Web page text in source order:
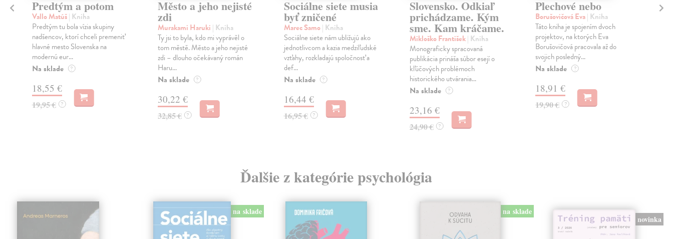
Predtým a potom
Vallo Matúš| Kniha
Predtým tu bola vízia skupiny
nadšencov, ktorí chceli premeniť
hlavné mesto Slovenska na
modernú eur...
Na sklade ?
18,55 €
19,95 € ?
Město a jeho nejisté
zdi
Murakami Haruki | Kniha
Ty jsi to byla, kdo mi vyprávěl o
tom městě. Město a jeho nejisté
zdi – dlouho očekávaný román
Haru...
Na sklade ?
30,22 €
32,85 € ?
Sociálne siete musia
byť zničené
Marec Samo| Kniha
Sociálne siete nám ubližujú ako
jednotlivcom a kazia medziľudské
vzťahy, rozkladajú spoločnosť a
def...
Na sklade ?
16,44 €
16,95 € ?
Slovensko. Odkiaľ
prichádzame. Kým
sme. Kam kráčame.
Mikloško František| Kniha
Monograficky spracovaná
publikácia prináša súbor esejí o
kľúčových problémoch
historického utvárania...
Na sklade ?
23,16 €
24,90 € ?
Plechové nebo
Borušovičová Eva| Kniha
Táto kniha je spojením dvoch
projektov, na ktorých Eva
Borušovičová pracovala až do
svojich posledný...
Na sklade ?
18,91 €
19,90 € ?
Ďalšie z kategórie psychológia
na sklade na sklade
novinka